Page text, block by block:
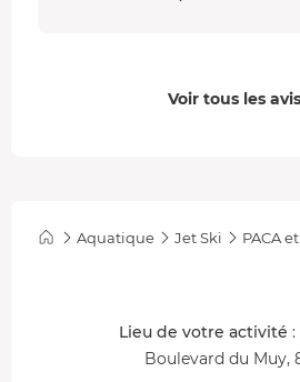
Voir tous les avis
Aquatique Jet Ski PACA
Lieu de votre activité
Boulevard du Muy,